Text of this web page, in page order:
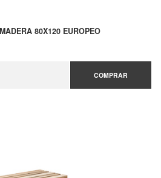
80X120 EUROPEO
COMPRAR